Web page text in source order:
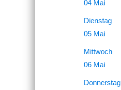
04 Mai
Dienstag
05 Mai
Mittwoch
06 Mai
Donnerstag